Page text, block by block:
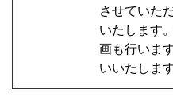
させていた
いたします
画も行いま
いいたします